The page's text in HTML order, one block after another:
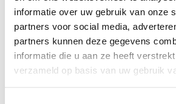
informatie over uw gebruik van onze
partners voor social media,
partners kunnen deze gegevens
informatie die u aan ze heeft
verzameld op basis van uw gebruik
Gratis verzending vanaf €35,-
100% waterproof
Premium stainless steel
Omschrijving Kenmerk